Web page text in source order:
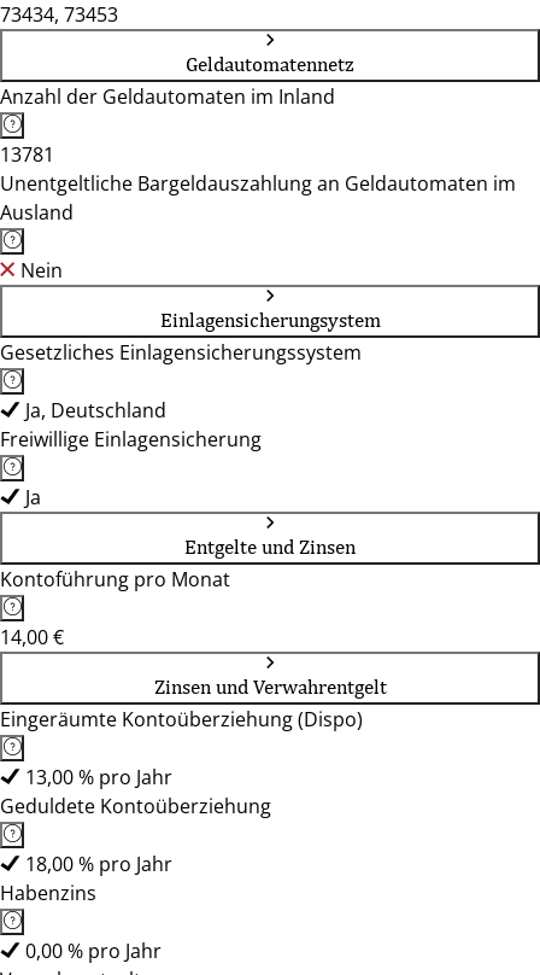
73434, 73453
Geldautomatennetz
Anzahl der Geldautomaten im Inland
13781
Unentgeltliche Bargeldauszahlung an Geldautomaten im
Ausland
Nein
Einlagensicherungsystem
Gesetzliches Einlagensicherungssystem
Ja, Deutschland
Freiwillige Einlagensicherung
Ja
Entgelte und Zinsen
Kontoführung pro Monat
14,00 €
Zinsen und Verwahrentgelt
Eingeräumte Kontoüberziehung (Dispo)
13,00 % pro Jahr
Geduldete Kontoüberziehung
18,00 % pro Jahr
Habenzins
0,00 % pro Jahr